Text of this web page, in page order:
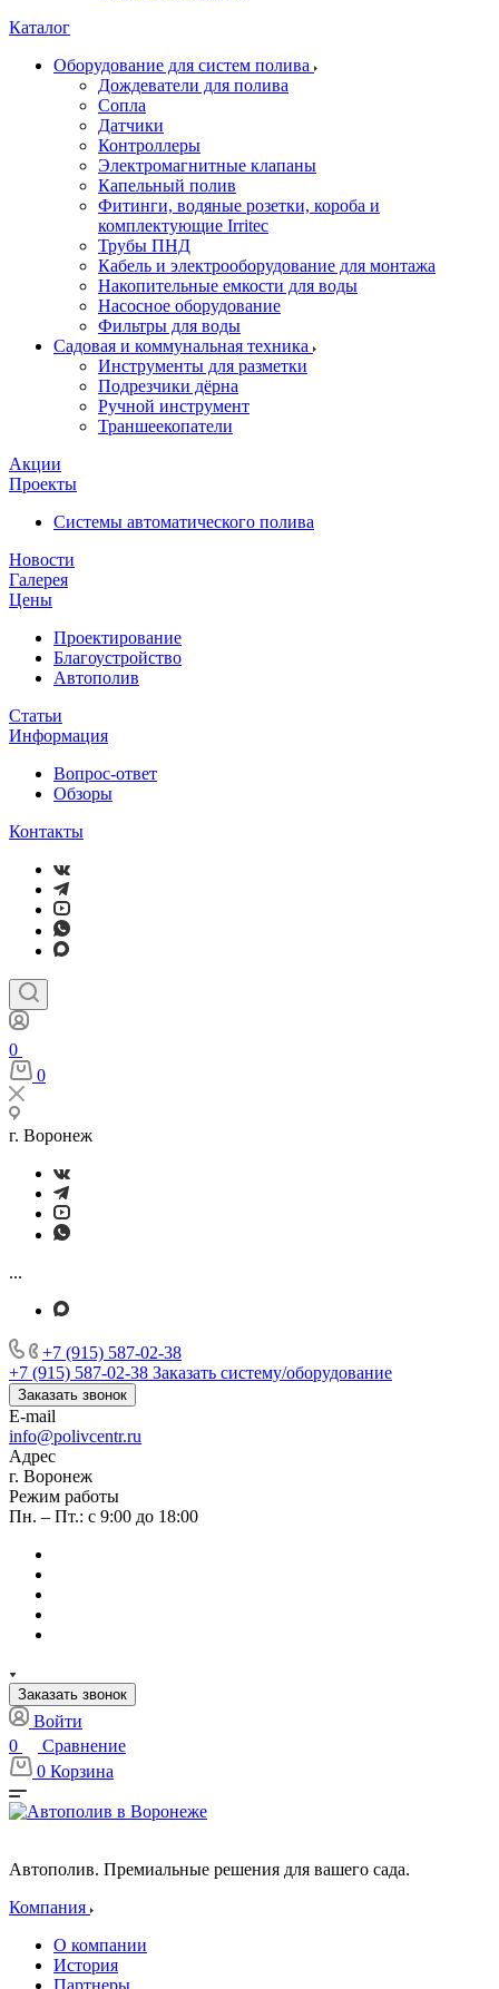
Каталог
Оборудование для систем полива
Дождеватели для полива
Сопла
Датчики
Контроллеры
Электромагнитные клапаны
Капельный полив
Фитинги, водяные розетки, короба и
комплектующие Irritec
Трубы ПНД
Кабель и электрооборудование для монтажа
Накопительные емкости для воды
Насосное оборудование
Фильтры для воды
Садовая и коммунальная техника
Инструменты для разметки
Подрезчики дёрна
Ручной инструмент
Траншеекопатели
Акции
Проекты
Системы автоматического полива
Новости
Галерея
Цены
Проектирование
Благоустройство
Автополив
Статьи
Информация
Вопрос-ответ
Обзоры
Контакты
0
0
г. Воронеж
...
+7 (915) 587-02-38
+7 (915) 587-02-38 Заказать систему/оборудование
Заказать звонок
E-mail
info@polivcentr.ru
Адрес
г. Воронеж
Режим работы
Пн. – Пт.: с 9:00 до 18:00
Заказать звонок
Войти
0
Сравнение
0 Корзина
Автополив. Премиальные решения для вашего сада.
Компания
О компании
История
Партнеры